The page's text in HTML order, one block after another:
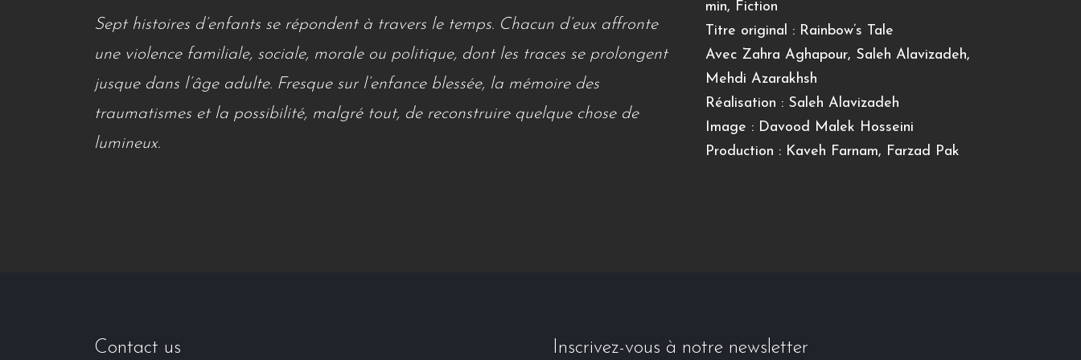
Sept histoires d’enfants se répondent à travers le temps. Chacun d’eux affronte
une violence familiale, sociale, morale ou politique, dont les traces se prolongent
jusque dans l’âge adulte. Fresque sur l’enfance blessée, la mémoire des
traumatismes et la possibilité, malgré tout, de reconstruire quelque chose de
lumineux.
min, Fiction
Titre original : Rainbow’s Tale
Avec Zahra Aghapour, Saleh Alavizadeh,
Mehdi Azarakhsh
Réalisation : Saleh Alavizadeh
Image : Davood Malek Hosseini
Production : Kaveh Farnam, Farzad Pak
Contact us Inscrivez-vous à notre newsletter